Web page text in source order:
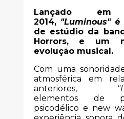
Lançado
2014, "Luminous"é
de estúdio da
Horrors, e um
evolução musical.
Com uma
atmosférica em
anteriores,
elementos de
psicodélico e new